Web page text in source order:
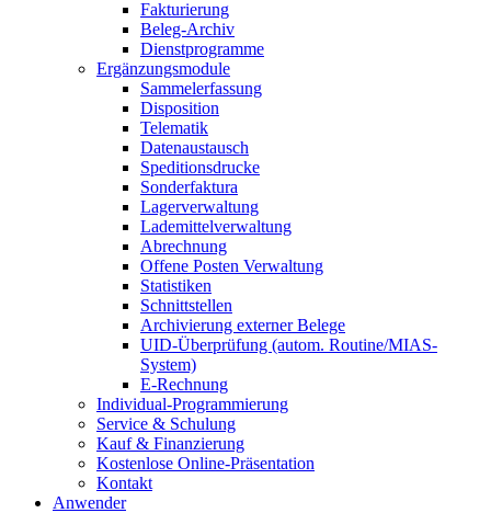
Fakturierung
Beleg-Archiv
Dienstprogramme
Ergänzungsmodule
Sammelerfassung
Disposition
Telematik
Datenaustausch
Speditionsdrucke
Sonderfaktura
Lagerverwaltung
Lademittelverwaltung
Abrechnung
Offene Posten Verwaltung
Statistiken
Schnittstellen
Archivierung externer Belege
UID-Überprüfung (autom. Routine/MIAS-
System)
E-Rechnung
Individual-Programmierung
Service & Schulung
Kauf & Finanzierung
Kostenlose Online-Präsentation
Kontakt
Anwender